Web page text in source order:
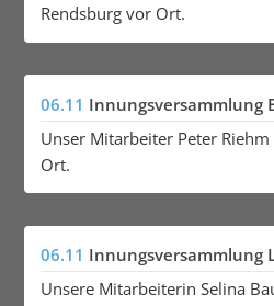
Rendsburg vor Ort.
06.11 Innungsversammlung
Unser Mitarbeiter Peter
Ort.
06.11 Innungsversammlung
Unsere Mitarbeiterin Selina